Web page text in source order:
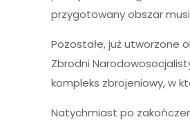
przygotowany obszar
Pozostałe, już utworzone
Zbrodni
kompleks zbrojeniowy, w
Natychmiast po